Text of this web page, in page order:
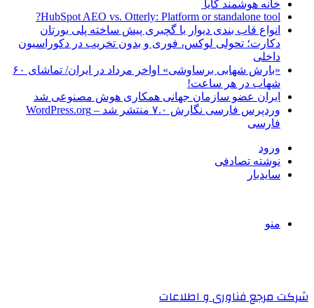
خانه هوشمند کایا
HubSpot AEO vs. Otterly: Platform or standalone tool?
انواع قاب بندی دیوار با گچبری پیش ساخته پلی یورتان
دکارت؛ تحولی لوکس، فوری و بدون تخریب در دکوراسیون
داخلی
«بارش شهابی برساوشی» اواخر مرداد در ایران/ تماشای ۶۰
شهاب در هر ساعت!
ایران عضو سازمان جهانی همکاری هوش مصنوعی شد
وردپرس فارسی نگارش ۷.۰ منتشر شد – WordPress.org
فارسی
ورود
نوشته تصادفی
سایدبار
منو
شرکت مرجع فناوری و اطلاعات